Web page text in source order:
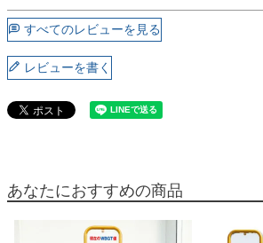
すべてのレビューを見る
レビューを書く
あなたにおすすめの商品